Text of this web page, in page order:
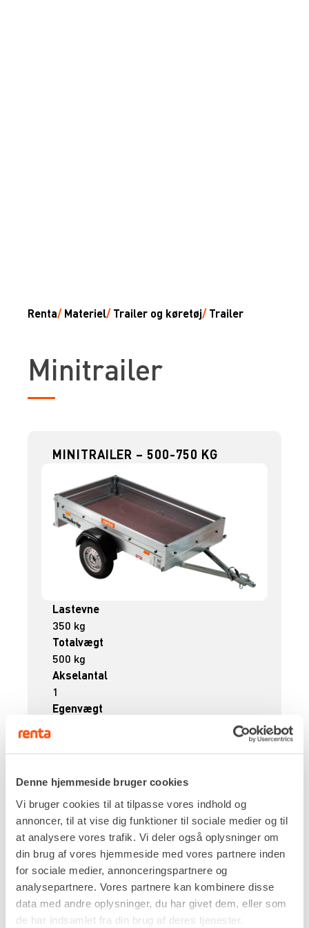
Denne hjemmeside bruger cookies
Vi bruger cookies til at tilpasse vores indhold og
annoncer, til at vise dig funktioner til sociale medier og til
at analysere vores trafik. Vi deler også oplysninger om
din brug af vores hjemmeside med vores partnere inden
for sociale medier, annonceringspartnere og
analysepartnere. Vores partnere kan kombinere disse
data med andre oplysninger, du har givet dem, eller som
de har indsamlet fra din brug af deres tjenester.
Renta/ Materiel/ Trailer og køretøj/ Trailer
Minitrailer
MINITRAILER – 500-750 KG
Lastevne
350 kg
Totalvægt
500 kg
Akselantal
1
Egenvægt
DKK 528,00
Renta udlejer kun til erhverv. Gyldigt CVR-
nummer er påkrævet.
LEJ NU Flere informationer
Minitrailer til professionelt brug